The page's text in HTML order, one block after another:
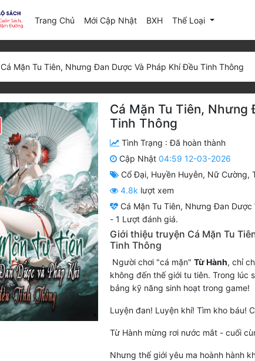
Trang Chủ Mới Cập Nhật(current)
BXH Thể Loại
Cá Mặn Tu Tiên, Nhưng Đan Dược Và Pháp Khí Đều Tinh Thông
Cá Mặn Tu Tiên,
Tinh Thông
Tình Trạng :Đã hoàn thành
Cập Nhật 04:59 12-03-2026
Cổ Đại, Huyền Huyễn, Nữ Cường,
4.8k lượt xem
Cá Mặn Tu Tiên, Nhưng Đan
- 1 Lượt đánh giá.
Giới thiệu truyện Cá Mặn Tu
Tinh Thông
Người chơi "cá mặn" Từ Hành, chỉ
không đến thế giới tu tiên. Trong lúc
bảng kỹ năng sinh hoạt trong game!
Luyện đan! Luyện khí! Tìm kho báu!
Từ Hành mừng rơi nước mắt - cuối
Nhưng thế giới yêu ma hoành hành